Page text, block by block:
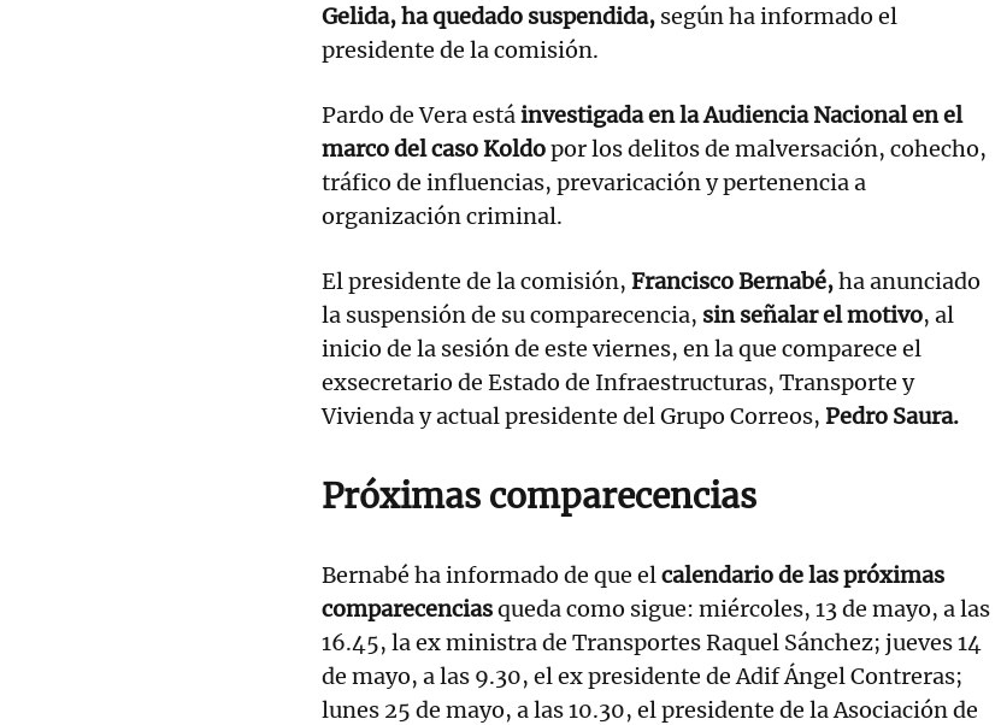
Gelida, ha quedado suspendida, según ha informado el
presidente de la comisión.
Pardo de Vera estáinvestigada en la Audiencia Nacional en el
marco del caso Koldopor los delitos de malversación, cohecho,
tráfico de influencias, prevaricación y pertenencia a
organización criminal.
El presidente de la comisión, Francisco Bernabé,ha anunciado
la suspensión de su comparecencia, sin señalar el motivo, al
inicio de la sesión de este viernes, en la que comparece el
exsecretario de Estado de Infraestructuras, Transporte y
Vivienda y actual presidente del Grupo Correos, Pedro Saura.
Próximas comparecencias
Bernabé ha informado de que elcalendario de las próximas
comparecenciasqueda como sigue: miércoles, 13 de mayo, a las
16.45, la ex ministra de Transportes Raquel Sánchez; jueves 14
de mayo, a las 9.30, el ex presidente de Adif Ángel Contreras;
lunes 25 de mayo, a las 10.30, el presidente de la Asociación de